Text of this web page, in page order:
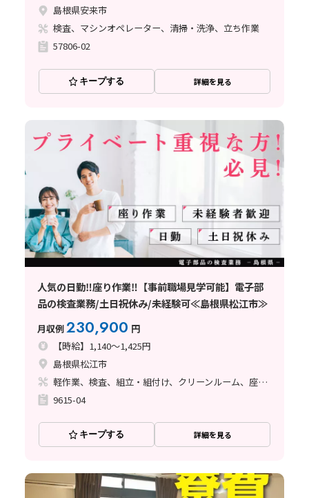
島根県安来市
検査、マシンオペレーター、清掃・洗浄、立ち作業
57806-02
キープする 詳細を見る
人気の日勤‼座り作業‼【事前職場見学可能】電子部
品の検査業務/土日祝休み/未経験可≪島根県松江市≫
月収例230,900 円
【時給】1,140～1,425円
島根県松江市
軽作業、検査、組立・組付け、クリーンルーム、座り作業
9615-04
キープする 詳細を見る